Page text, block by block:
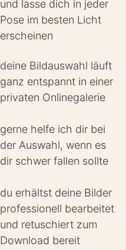
und lasse dich in jeder
Pose im besten Licht
erscheinen
deine Bildauswahl läuft
ganz entspannt in einer
privaten Onlinegalerie
gerne helfe ich dir bei
der Auswahl, wenn es
dir schwer fallen sollte
du erhältst deine Bilder
professionell bearbeitet
und retuschiert zum
Download bereit